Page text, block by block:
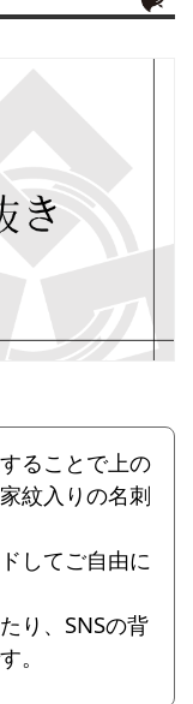
ることで上の
紋入りの名刺
してご自由に
り、SNSの背
。